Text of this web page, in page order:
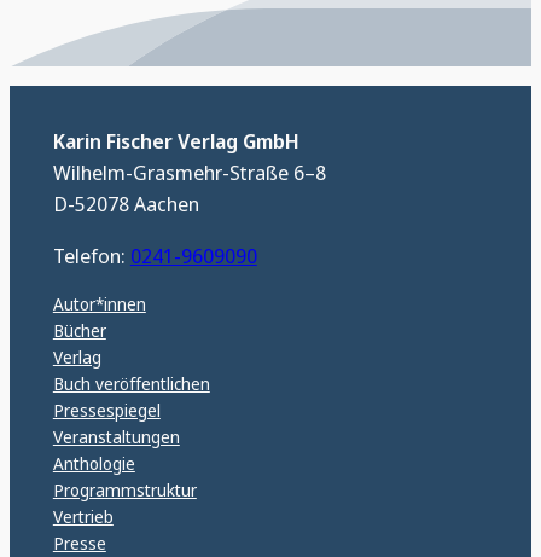
Karin Fischer Verlag GmbH
Wilhelm-Grasmehr-Straße 6–8
D-52078 Aachen
Telefon: 0241-9609090
Autor*innen
Bücher
Verlag
Buch veröffentlichen
Pressespiegel
Veranstaltungen
Anthologie
Programmstruktur
Vertrieb
Presse